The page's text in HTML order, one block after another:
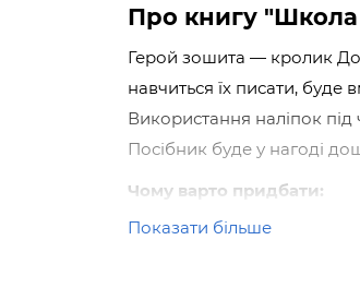
Про книгу
Герой зошита — кролик
навчиться їх писати, буде
Використання наліпок
Посібник буде у нагоді
Чому варто придбати:
Книжка стане незамінним
Показати більше